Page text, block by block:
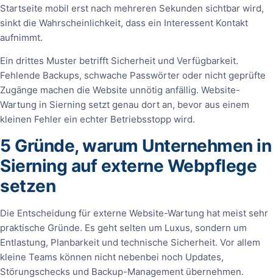
Startseite mobil erst nach mehreren Sekunden sichtbar wird,
sinkt die Wahrscheinlichkeit, dass ein Interessent Kontakt
aufnimmt.
Ein drittes Muster betrifft Sicherheit und Verfügbarkeit.
Fehlende Backups, schwache Passwörter oder nicht geprüfte
Zugänge machen die Website unnötig anfällig. Website-
Wartung in Sierning setzt genau dort an, bevor aus einem
kleinen Fehler ein echter Betriebsstopp wird.
5 Gründe, warum Unternehmen in
Sierning auf externe Webpflege
setzen
Die Entscheidung für externe Website-Wartung hat meist sehr
praktische Gründe. Es geht selten um Luxus, sondern um
Entlastung, Planbarkeit und technische Sicherheit. Vor allem
kleine Teams können nicht nebenbei noch Updates,
Störungschecks und Backup-Management übernehmen.